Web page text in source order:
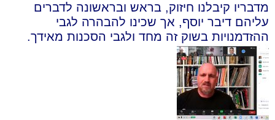
מדבריו קיבלנו חיזוק, בראש ובראשונה לדברים
עליהם דיבר יוסף, אך שכינו להבהרה לגבי
ההזדמנויות בשוק זה מחד ולגבי הסכנות מאידך.